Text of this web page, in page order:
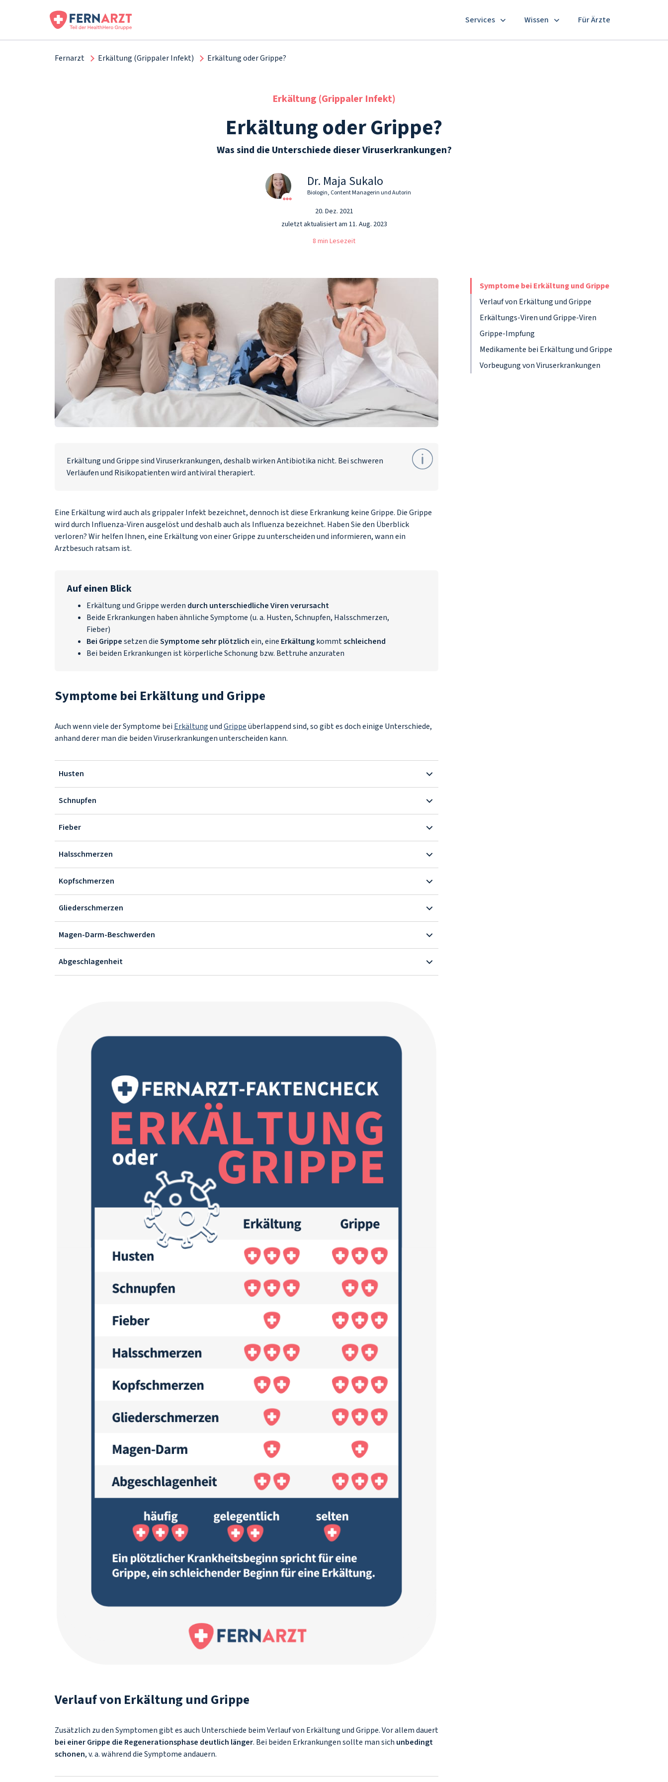
Services Wissen Für Ärzte
Fernarzt Erkältung (Grippaler Infekt) Erkältung oder Grippe?
Erkältung (Grippaler Infekt)
Erkältung oder Grippe?
Was sind die Unterschiede dieser Viruserkrankungen?
Dr. Maja Sukalo
Biologin, Content Managerin und Autorin
20. Dez. 2021
zuletzt aktualisiert am 11. Aug. 2023
8 min Lesezeit
Symptome bei Erkältung und Grippe
Verlauf von Erkältung und Grippe
Erkältungs-Viren und Grippe-Viren
Grippe-Impfung
Medikamente bei Erkältung und Grippe
Vorbeugung von Viruserkrankungen
Erkältung und Grippe sind Viruserkrankungen, deshalb wirken Antibiotika nicht. Bei schweren
Verläufen und Risikopatienten wird antiviral therapiert.
Eine Erkältung wird auch als grippaler Infekt bezeichnet, dennoch ist diese Erkrankung keine Grippe. Die Grippe
wird durch Influenza-Viren ausgelöst und deshalb auch als Influenza bezeichnet. Haben Sie den Überblick
verloren? Wir helfen Ihnen, eine Erkältung von einer Grippe zu unterscheiden und informieren, wann ein
Arztbesuch ratsam ist.
Auf einen Blick
Erkältung und Grippe werden durch unterschiedliche Viren verursacht
Beide Erkrankungen haben ähnliche Symptome (u. a. Husten, Schnupfen, Halsschmerzen,
Fieber)
Bei Grippesetzen dieSymptome sehr plötzlichein, eine Erkältungkommtschleichend
Bei beiden Erkrankungen ist körperliche Schonung bzw. Bettruhe anzuraten
Symptome bei Erkältung und Grippe
Auch wenn viele der Symptome bei ErkältungundGrippeüberlappend sind, so gibt es doch einige Unterschiede,
anhand derer man die beiden Viruserkrankungen unterscheiden kann.
Husten
Schnupfen
Fieber
Halsschmerzen
Kopfschmerzen
Gliederschmerzen
Magen-Darm-Beschwerden
Abgeschlagenheit
Verlauf von Erkältung und Grippe
Zusätzlich zu den Symptomen gibt es auch Unterschiede beim Verlauf von Erkältung und Grippe. Vor allem dauert
bei einer Grippe die Regenerationsphase deutlich länger. Bei beiden Erkrankungen sollte man sich unbedingt
schonen, v. a. während die Symptome andauern.